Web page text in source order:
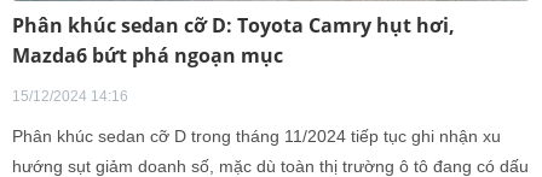
Phân khúc sedan cỡ D: Toyota Camry hụt hơi,
Mazda6 bứt phá ngoạn mục
15/12/2024 14:16
Phân khúc sedan cỡ D trong tháng 11/2024 tiếp tục ghi nhận xu
hướng sụt giảm doanh số, mặc dù toàn thị trường ô tô đang có dấu